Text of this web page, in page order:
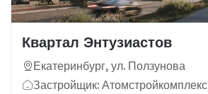
Квартал Энтузиастов
Екатеринбург, ул. Ползунова
Застройщик: Атомстройкомплекс